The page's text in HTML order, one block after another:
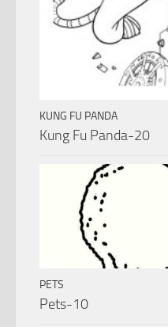
KUNG FU PANDA
Kung Fu Panda-20
PETS
Pets-10